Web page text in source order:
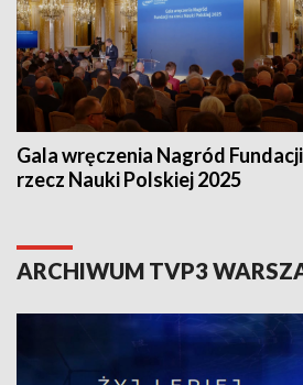
Gala wręczenia Nagród
rzecz Nauki Polskiej 2025
ARCHIWUM TVP3